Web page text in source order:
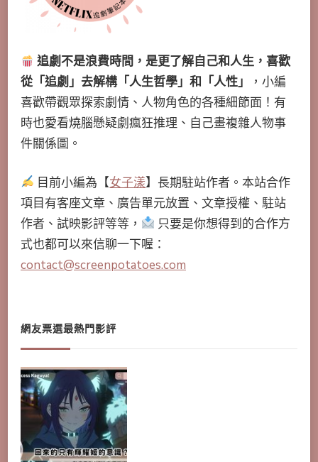
追劇不是浪費時間，是更了解自己和人生，喜歡
從「追劇」去解構「人生哲學」和「人性」
，小編
喜歡帶觀眾探索劇情、人物角色的各種細節面！有
時也愛看燒腦懸疑劇瘋狂推理、自己畫複雜人物事
件關係圖。
目前小編為【女子漾】長期駐站作者。本站合作
項目有客座文章、廣告單元放置、文章授權、駐站
作者、試映影評等等，
只要是你想得到的合作方
式也都可以來信聊一下喔：
contact@screenpotatoes.com
網友票選最熱門影評